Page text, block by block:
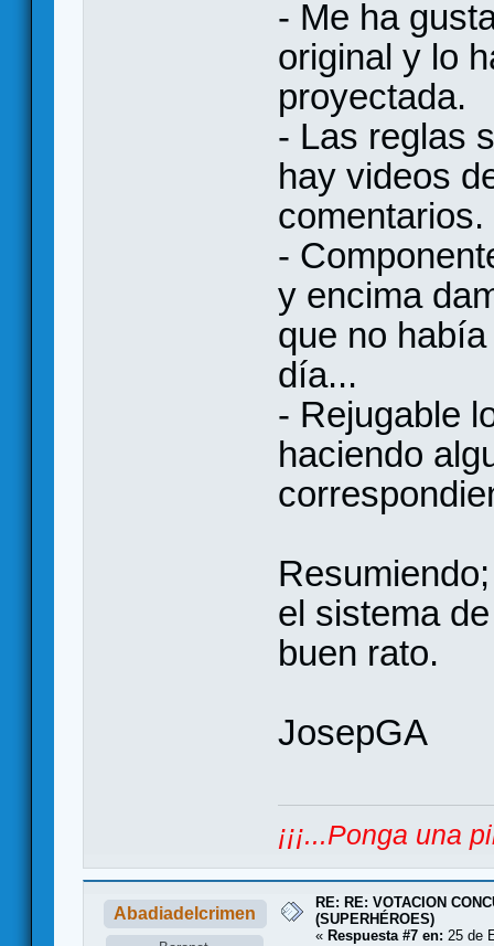
- Me ha
original y lo
proyectada.
- Las reglas
hay videos
comentarios.
-
y encima
que no
día...
- Rejugable
haciendo
el sistema
buen rato.
JosepGA
¡¡¡...Ponga una
Abadiadelcrimen
RE: RE: VOTACION
(SUPERHÉROES)
« Respuesta #7 en: 25 de